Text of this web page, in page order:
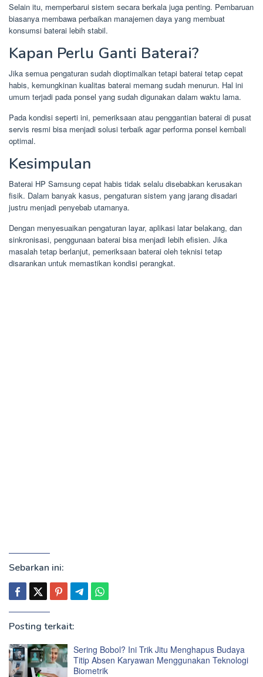
Selain itu, memperbarui sistem secara berkala juga penting. Pembaruan
biasanya membawa perbaikan manajemen daya yang membuat
konsumsi baterai lebih stabil.
Kapan Perlu Ganti Baterai?
Jika semua pengaturan sudah dioptimalkan tetapi baterai tetap cepat
habis, kemungkinan kualitas baterai memang sudah menurun. Hal ini
umum terjadi pada ponsel yang sudah digunakan dalam waktu lama.
Pada kondisi seperti ini, pemeriksaan atau penggantian baterai di pusat
servis resmi bisa menjadi solusi terbaik agar performa ponsel kembali
optimal.
Kesimpulan
Baterai HP Samsung cepat habis tidak selalu disebabkan kerusakan
fisik. Dalam banyak kasus, pengaturan sistem yang jarang disadari
justru menjadi penyebab utamanya.
Dengan menyesuaikan pengaturan layar, aplikasi latar belakang, dan
sinkronisasi, penggunaan baterai bisa menjadi lebih efisien. Jika
masalah tetap berlanjut, pemeriksaan baterai oleh teknisi tetap
disarankan untuk memastikan kondisi perangkat.
Sebarkan ini:
Posting terkait:
Sering Bobol? Ini Trik Jitu Menghapus Budaya
Titip Absen Karyawan Menggunakan Teknologi
Biometrik